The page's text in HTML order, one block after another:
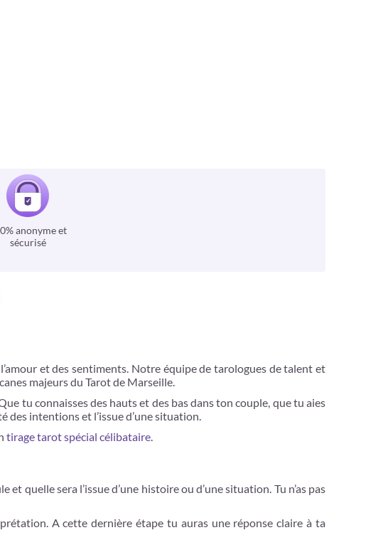
anonyme et
sécurisé
et des sentiments. Notre équipe de tarologues de talent et
majeurs du Tarot de Marseille.
tu connaisses des hauts et des bas dans ton couple, que tu aies
des intentions et l’issue d’une situation.
tirage tarot spécial célibataire.
quelle sera l’issue d’une histoire ou d’une situation. Tu n’as pas
A cette dernière étape tu auras une réponse claire à ta